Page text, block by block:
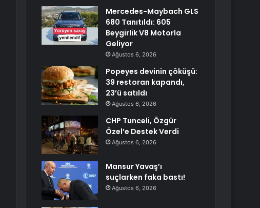
Mercedes-Maybach GLS
680 Tanıtıldı: 605
Beygirlik V8 Motorla
Geliyor
Ağustos 6, 2026
Popeyes devinin çöküşü:
39 restoran kapandı,
23’ü satıldı
Ağustos 6, 2026
CHP Tunceli, Özgür
Özel’e Destek Verdi
Ağustos 6, 2026
Mansur Yavaş’ı
suçlarken faka bastı!
Ağustos 6, 2026